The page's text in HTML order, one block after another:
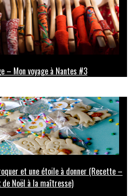
– Mon voyage à Nantes #3
et une étoile à donner (Recette –
de Noël à la maîtresse)